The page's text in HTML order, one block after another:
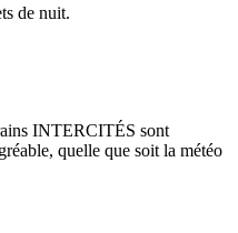
de nuit.
INTERCITÉS sont
quelle que soit la météo